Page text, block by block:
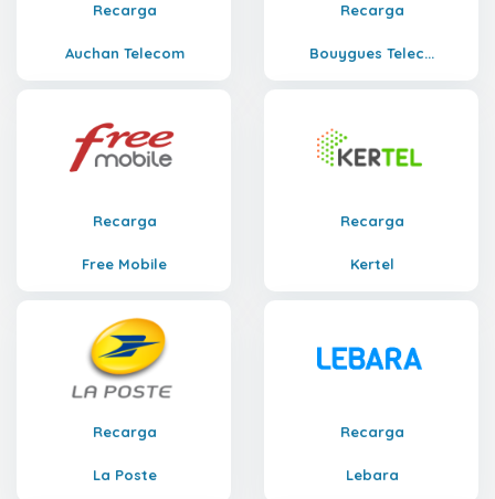
Recarga
Auchan Telecom
Recarga
Bouygues Telec...
Recarga
Free Mobile
Recarga
Kertel
Recarga
La Poste
Recarga
Lebara